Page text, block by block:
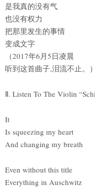
是我真的没有气
也没有权力
把那里发生的事情
变成文字
（2017年6月5日凌晨
听到这首曲子,泪流不止。）
Ⅱ. Listen To The Violin
It
Is squeezing my heart
And changing my breath
Even without this title
Everything in Auschwitz